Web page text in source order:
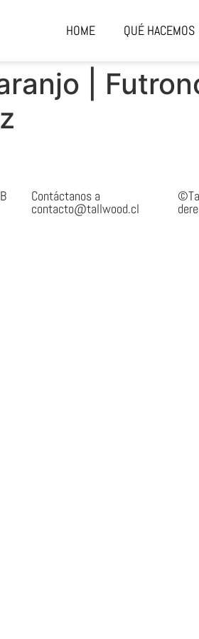
HOME QUÉ HACEMOS
|
Contáctanos a
contacto@tallwood.cl